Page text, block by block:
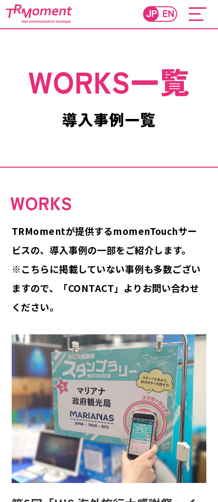
JP EN
WORKS一覧
導入事例一覧
WORKS
TRMomentが提供するmomenTouchサー
ビスの、導入事例の一部をご紹介します。
※こちらに掲載していない事例も多数ござい
ますので、「CONTACT」よりお問い合わせ
ください。